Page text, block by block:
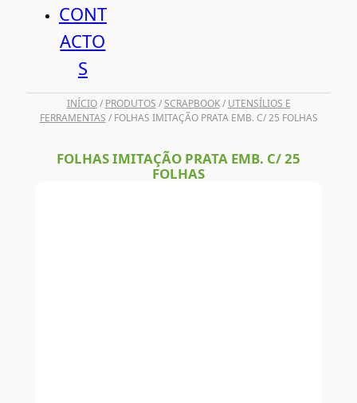
CONT
ACTO
S
INÍCIO/ PRODUTOS /SCRAPBOOK/ UTENSÍLIOS E
FERRAMENTAS / FOLHAS IMITAÇÃO PRATA EMB. C/ 25 FOLHAS
FOLHAS IMITAÇÃO PRATA EMB. C/ 25
FOLHAS